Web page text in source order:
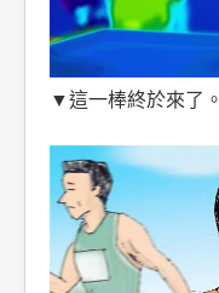
▼這一棒終於來了。